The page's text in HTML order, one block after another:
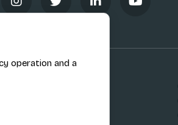
operation and a